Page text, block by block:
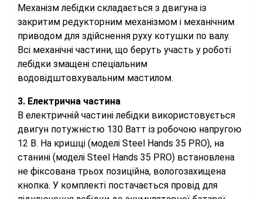
Механізм лебідки складається з двигуна із
закритим редукторним механізмом і механічним
приводом для здійснення руху котушки по валу.
Всі механічні частини, що беруть участь у роботі
лебідки змащені спеціальним
водовідштовхувальним мастилом.
3. Електрична частина
В електричній частині лебідки використовується
двигун потужністю 130 Ватт із робочою напругою
12 В. На кришці (моделі Steel Hands 35 PRO), на
станині (моделі Steel Hands 35 PRO) встановлена
не фіксована трьох позиційна, вологозахищена
кнопка. У комплекті постачається провід для